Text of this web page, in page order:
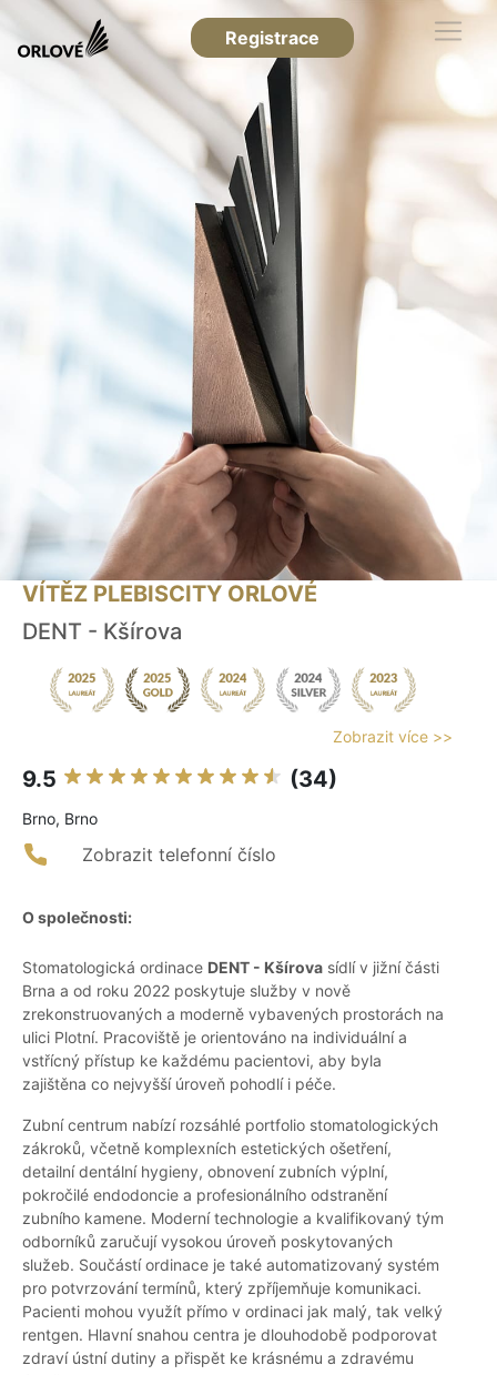
Registrace
VÍTĚZ PLEBISCITY ORLOVÉ
DENT - Kšírova
Zobrazit více >>
9.5 (34)
Brno, Brno
Zobrazit telefonní číslo
O společnosti:
Stomatologická ordinace DENT - Kšírova sídlí v jižní části
Brna a od roku 2022 poskytuje služby v nově
zrekonstruovaných a moderně vybavených prostorách na
ulici Plotní. Pracoviště je orientováno na individuální a
vstřícný přístup ke každému pacientovi, aby byla
zajištěna co nejvyšší úroveň pohodlí i péče.
Zubní centrum nabízí rozsáhlé portfolio stomatologických
zákroků, včetně komplexních estetických ošetření,
detailní dentální hygieny, obnovení zubních výplní,
pokročilé endodoncie a profesionálního odstranění
zubního kamene. Moderní technologie a kvalifikovaný tým
odborníků zaručují vysokou úroveň poskytovaných
služeb. Součástí ordinace je také automatizovaný systém
pro potvrzování termínů, který zpříjemňuje komunikaci.
Pacienti mohou využít přímo v ordinaci jak malý, tak velký
rentgen. Hlavní snahou centra je dlouhodobě podporovat
zdraví ústní dutiny a přispět ke krásnému a zdravému